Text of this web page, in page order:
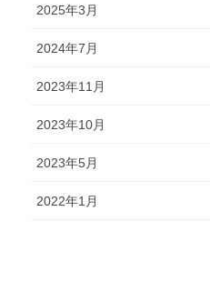
2025年3月
2024年7月
2023年11月
2023年10月
2023年5月
2022年1月